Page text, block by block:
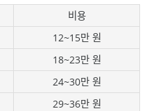
비용
12~15만 원
18~23만 원
24~30만 원
29~36만 원